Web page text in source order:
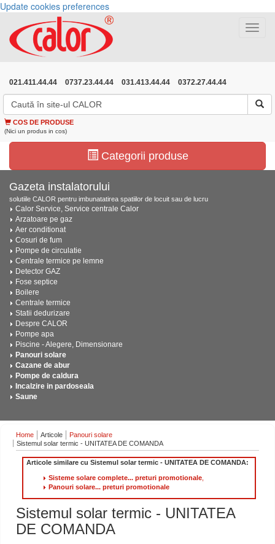
Update cookies preferences
Toggle
021.411.44.44 0737.23.44.44 031.413.44.44 0372.27.44.44
COS DE PRODUSE
(Nici un produs in cos)
Categorii produse
Gazeta instalatorului
solutiile CALOR pentru imbunatatirea spatiilor de locuit sau de lucru
Calor Service, Service centrale Calor
Arzatoare pe gaz
Aer conditionat
Cosuri de fum
Pompe de circulatie
Centrale termice pe lemne
Detector GAZ
Fose septice
Boilere
Centrale termice
Statii dedurizare
Despre CALOR
Pompe apa
Piscine - Alegere, Dimensionare
Panouri solare
Cazane de abur
Pompe de caldura
Incalzire in pardoseala
Saune
Home Articole
Panouri solare
Sistemul solar termic - UNITATEA DE COMANDA
Articole similare cu Sistemul solar termic - UNITATEA DE COMANDA:
Sisteme solare complete... preturi promotionale
Panouri solare... preturi promotionale
Sistemul solar termic - UNITATEA
DE COMANDA